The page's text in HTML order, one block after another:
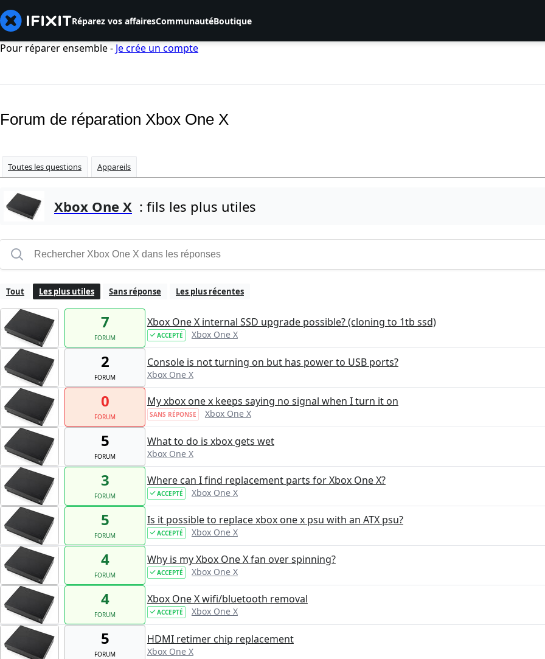
Réparez vos affairesCommunautéBoutique
Pour réparer ensemble - Je crée un compte
Forum de réparation Xbox One X
Toutes les questions Appareils
Xbox One X : fils les plus utiles
Tout Les plus utiles Sans réponse Les plus récentes
7
FORUM
Xbox One X internal SSD upgrade possible? (cloning to 1tb ssd)
ACCEPTÉ Xbox One X
2
FORUM
Console is not turning on but has power to USB ports?
Xbox One X
0
FORUM
My xbox one x keeps saying no signal when I turn it on
SANS RÉPONSE Xbox One X
5
FORUM
What to do is xbox gets wet
Xbox One X
3
FORUM
Where can I find replacement parts for Xbox One X?
ACCEPTÉ Xbox One X
5
FORUM
Is it possible to replace xbox one x psu with an ATX psu?
ACCEPTÉ Xbox One X
4
FORUM
Why is my Xbox One X fan over spinning?
ACCEPTÉ Xbox One X
4
FORUM
Xbox One X wifi/bluetooth removal
ACCEPTÉ Xbox One X
5
FORUM
HDMI retimer chip replacement
Xbox One X